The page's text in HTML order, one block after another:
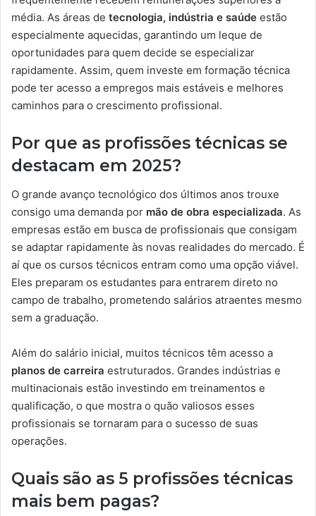
média. As áreas de tecnologia, indústria e saúde estão
especialmente aquecidas, garantindo um leque de
oportunidades para quem decide se especializar
rapidamente. Assim, quem investe em formação técnica
pode ter acesso a empregos mais estáveis e melhores
caminhos para o crescimento profissional.
Por que as profissões técnicas se
destacam em 2025?
O grande avanço tecnológico dos últimos anos trouxe
consigo uma demanda por mão de obra especializada. As
empresas estão em busca de profissionais que consigam
se adaptar rapidamente às novas realidades do mercado. É
aí que os cursos técnicos entram como uma opção viável.
Eles preparam os estudantes para entrarem direto no
campo de trabalho, prometendo salários atraentes mesmo
sem a graduação.
Além do salário inicial, muitos técnicos têm acesso a
planos de carreira estruturados. Grandes indústrias e
multinacionais estão investindo em treinamentos e
qualificação, o que mostra o quão valiosos esses
profissionais se tornaram para o sucesso de suas
operações.
Quais são as 5 profissões técnicas
mais bem pagas?